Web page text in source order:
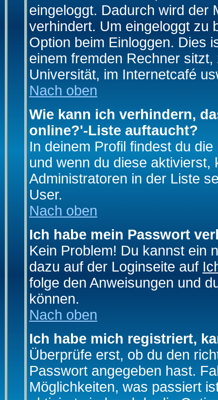
eingeloggt. Dadurch wird der
verhindert. Um eingeloggt zu
Option beim Einloggen. Dies
einem fremden Rechner
Universität, im Internetcafé
Nach oben
Wie kann ich verhindern,
online?'-Liste auftaucht?
In deinem Profil findest du
und wenn du diese aktivierst,
Administratoren in der Liste
User.
Nach oben
Ich habe mein Passwort
Kein Problem! Du kannst ein
dazu auf der Loginseite auf
folge den Anweisungen und
können.
Nach oben
Ich habe mich registriert,
Überprüfe erst, ob du den
Passwort angegeben hast.
Möglichkeiten, was passiert